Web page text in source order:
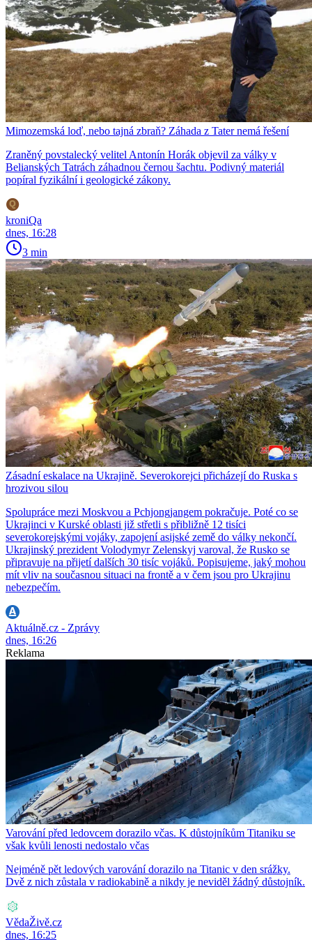
Mimozemská loď, nebo tajná zbraň? Záhada z Tater nemá řešení
Zraněný povstalecký velitel Antonín Horák objevil za války v
Belianských Tatrách záhadnou černou šachtu. Podivný materiál
popíral fyzikální i geologické zákony.
kroniQa
dnes, 16:28
3 min
Zásadní eskalace na Ukrajině. Severokorejci přicházejí do Ruska s
hrozivou silou
Spolupráce mezi Moskvou a Pchjongjangem pokračuje. Poté co se
Ukrajinci v Kurské oblasti již střetli s přibližně 12 tisíci
severokorejskými vojáky, zapojení asijské země do války nekončí.
Ukrajinský prezident Volodymyr Zelenskyj varoval, že Rusko se
připravuje na přijetí dalších 30 tisíc vojáků. Popisujeme, jaký mohou
mít vliv na současnou situaci na frontě a v čem jsou pro Ukrajinu
nebezpečím.
Aktuálně.cz - Zprávy
dnes, 16:26
Reklama
Varování před ledovcem dorazilo včas. K důstojníkům Titaniku se
však kvůli lenosti nedostalo včas
Nejméně pět ledových varování dorazilo na Titanic v den srážky.
Dvě z nich zůstala v radiokabině a nikdy je neviděl žádný důstojník.
VědaŽivě.cz
dnes, 16:25